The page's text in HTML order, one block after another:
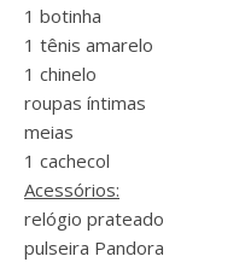
1 botinha
1 tênis amarelo
1 chinelo
roupas íntimas
meias
1 cachecol
Acessórios:
relógio prateado
pulseira Pandora